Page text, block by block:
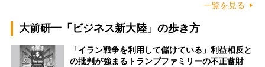
一覧を見る
大前研一「ビジネス新大陸」の歩き方
「イラン戦争を利用して儲けている」利益相反と
の批判が強まるトランプファミリーの不正蓄財